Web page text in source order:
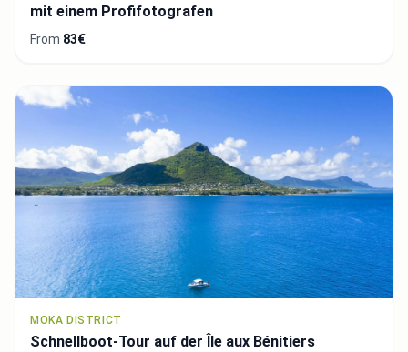
mit einem Profifotografen
From 83€
MOKA DISTRICT
Schnellboot-Tour auf der Île aux Bénitiers